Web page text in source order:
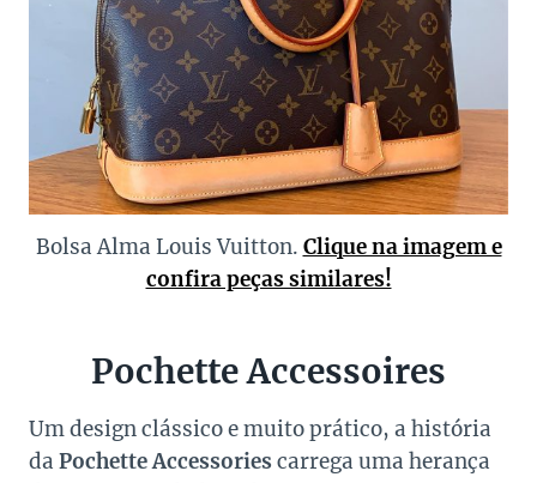
Bolsa Alma Louis Vuitton. Clique na imagem e
confira peças similares!
Pochette Accessoires
Um design clássico e muito prático, a história
da Pochette Accessories carrega uma herança